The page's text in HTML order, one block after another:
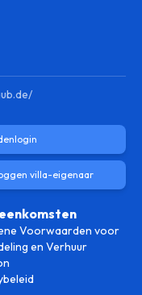
villa-eigenaar
Voorwaarden voor
en Verhuur